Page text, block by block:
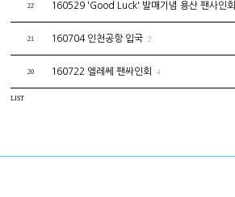
22 160529 'Good Luck' 발매기념 용산 팬사인회
21 160704 인천공항 입국 2
20 160722 엘레쎄 팬싸인회 4
LIST